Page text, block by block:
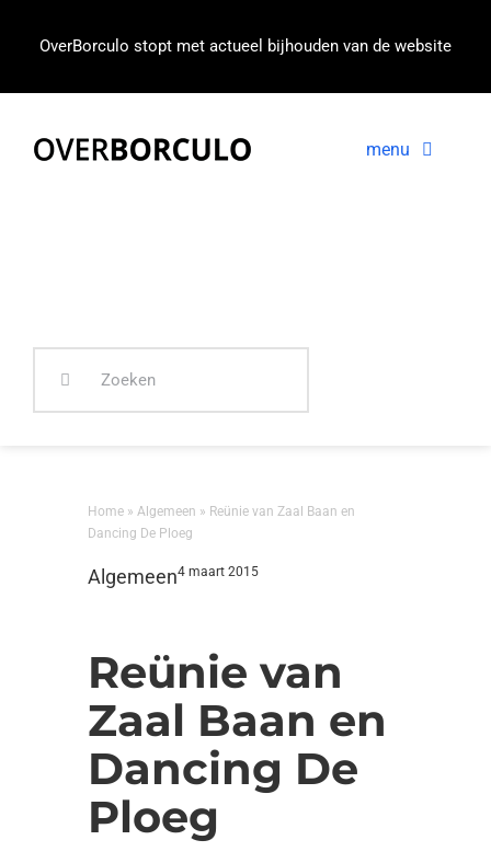
OverBorculo stopt met actueel bijhouden van de website
menu
Home »Algemeen » Reünie van Zaal Baan en
Dancing De Ploeg
Algemeen4 maart 2015
Reünie van
Zaal Baan en
Dancing De
Ploeg